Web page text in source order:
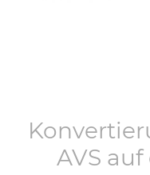
AVS auf